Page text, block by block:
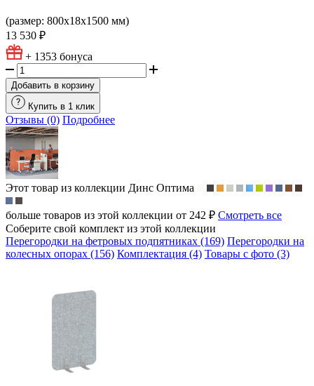
(размер: 800x18x1500 мм)
13 530 ₽
+ 1353 бонуса
Добавить в корзину
Купить в 1 клик
Отзывы (0) Подробнее
Этот товар из коллекции Динс Оптима
больше товаров из этой коллекции от 242 ₽ Смотреть все
Соберите свой комплект из этой коллекции
Перегородки на фетровых подпятниках (169) Перегородки на
колесных опорах (156) Комплектация (4) Товары с фото (3)